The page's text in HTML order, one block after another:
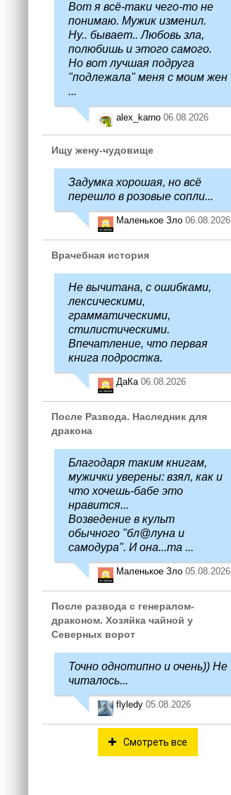
Вот я всё-таки чего-то не
понимаю. Мужик изменил.
Ну.. бывает.. Любовь зла,
полюбишь и этого самого.
Но вот лучшая подруга
"подлежала" меня с моим жен
...
alex_karno 06.08.2026
Ищу жену-чудовище
Задумка хорошая, но всё
перешло в розовые сопли...
Маленькое Зло 06.08.2026
Врачебная история
Не вычитана, с ошибками,
лексическими,
грамматическими,
стилистическими.
Впечатление, что первая
книга подростка.
ДаКа 06.08.2026
После Развода. Наследник для
дракона
Благодаря таким книгам,
мужички уверены: взял, как и
что хочешь-бабе это
нравится...
Возведение в культ
обычного "бл@луна и
самодура". И она...та ...
Маленькое Зло 05.08.2026
После развода с генералом-
драконом. Хозяйка чайной у
Северных ворот
Точно однотипно и очень)) Не
читалось...
flyledy 05.08.2026
Смотреть все